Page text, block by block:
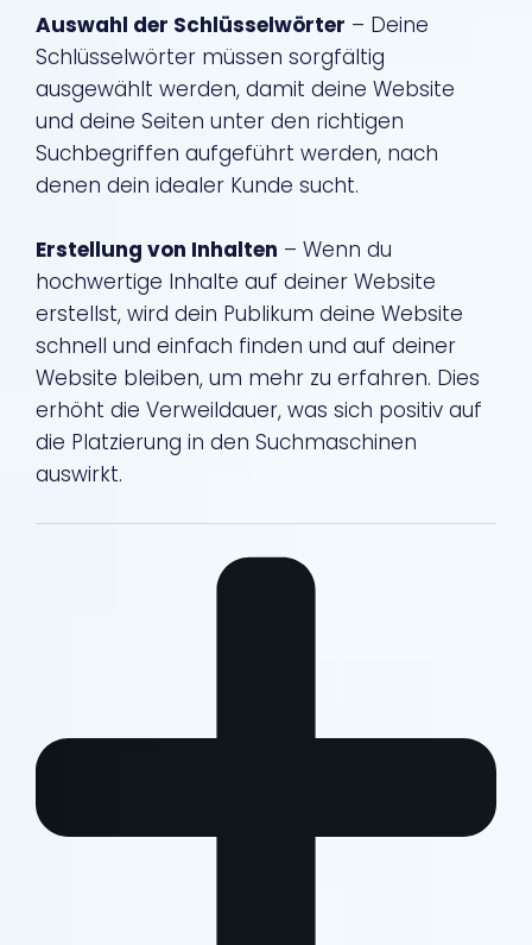
Auswahl der Schlüsselwörter – Deine
Schlüsselwörter müssen sorgfältig
ausgewählt werden, damit deine Website
und deine Seiten unter den richtigen
Suchbegriffen aufgeführt werden, nach
denen dein idealer Kunde sucht.
Erstellung von Inhalten – Wenn du
hochwertige Inhalte auf deiner Website
erstellst, wird dein Publikum deine Website
schnell und einfach finden und auf deiner
Website bleiben, um mehr zu erfahren. Dies
erhöht die Verweildauer, was sich positiv auf
die Platzierung in den Suchmaschinen
auswirkt.